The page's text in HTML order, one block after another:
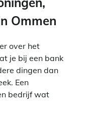
Ommen
over het
je bij een bank
dingen dan
Een
bedrijf wat